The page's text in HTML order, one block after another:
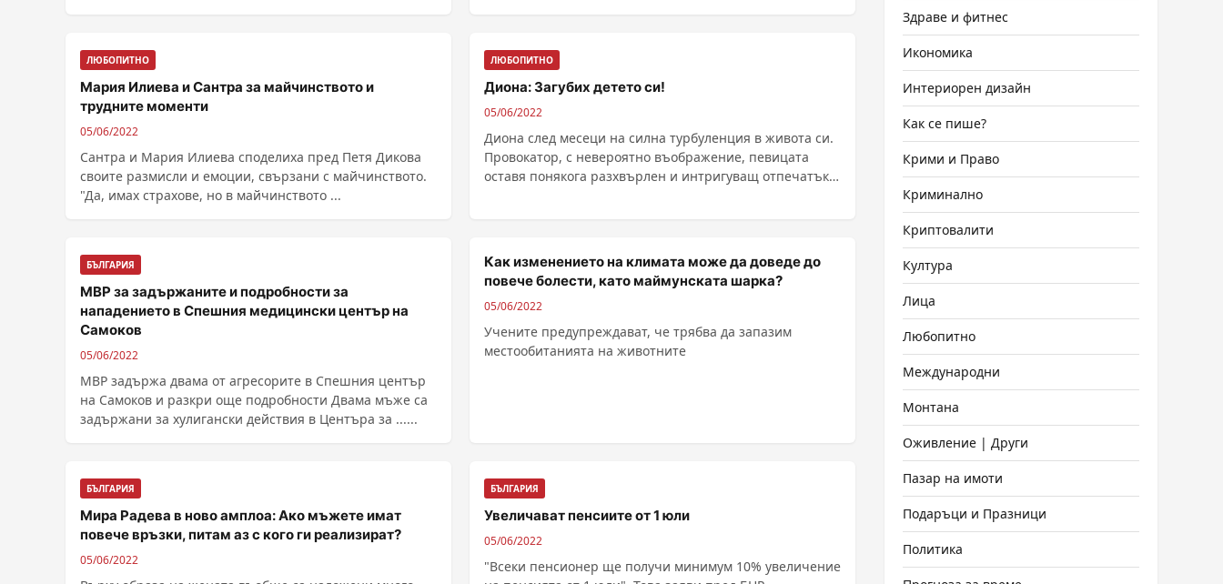
ЛЮБОПИТНО
Мария Илиева и Сантра за майчинството и
трудните моменти
05/06/2022
Сантра и Мария Илиева споделиха пред Петя Дикова
своите размисли и емоции, свързани с майчинството.
"Да, имах страхове, но в майчинството ...
ЛЮБОПИТНО
Диона: Загубих детето си!
05/06/2022
Диона след месеци на силна турбуленция в живота си.
Провокатор, с невероятно въображение, певицата
оставя понякога разхвърлен и интригуващ отпечатък
БЪЛГАРИЯ
МВР за задържаните и подробности за
нападението в Спешния медицински център на
Самоков
05/06/2022
МВР задържа двама от агресорите в Спешния център
на Самоков и разкри още подробности Двама мъже са
задържани за хулигански действия в Центъра за ......
Как изменението на климата може да доведе до
повече болести, като маймунската шарка?
05/06/2022
Учените предупреждават, че трябва да запазим
местообитанията на животните
БЪЛГАРИЯ
Мира Радева в ново амплоа: Ако мъжете имат
повече връзки, питам аз с кого ги реализират?
05/06/2022
БЪЛГАРИЯ
Увеличават пенсиите от 1 юли
05/06/2022
"Всеки пенсионер ще получи минимум 10% увеличение
Здраве и фитнес
Икономика
Интериорен дизайн
Как се пише?
Крими и Право
Криминално
Криптовалити
Култура
Лица
Любопитно
Международни
Монтана
Оживление | Други
Пазар на имоти
Подаръци и Празници
Политика